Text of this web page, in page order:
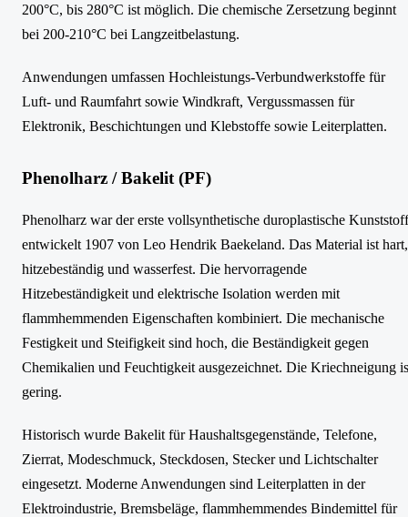
200°C, bis 280°C ist möglich. Die chemische Zersetzung beginnt
bei 200-210°C bei Langzeitbelastung.
Anwendungen umfassen Hochleistungs-Verbundwerkstoffe für
Luft- und Raumfahrt sowie Windkraft, Vergussmassen für
Elektronik, Beschichtungen und Klebstoffe sowie Leiterplatten.
Phenolharz / Bakelit (PF)
Phenolharz war der erste vollsynthetische duroplastische
entwickelt 1907 von Leo Hendrik Baekeland. Das Material ist hart,
hitzebeständig und wasserfest. Die hervorragende
Hitzebeständigkeit und elektrische Isolation werden mit
flammhemmenden Eigenschaften kombiniert. Die mechanische
Festigkeit und Steifigkeit sind hoch, die Beständigkeit gegen
Chemikalien und Feuchtigkeit ausgezeichnet. Die Kriechneigung
gering.
Historisch wurde Bakelit für Haushaltsgegenstände, Telefone,
Zierrat, Modeschmuck, Steckdosen, Stecker und Lichtschalter
eingesetzt. Moderne Anwendungen sind Leiterplatten in der
Elektroindustrie, Bremsbeläge, flammhemmendes Bindemittel für